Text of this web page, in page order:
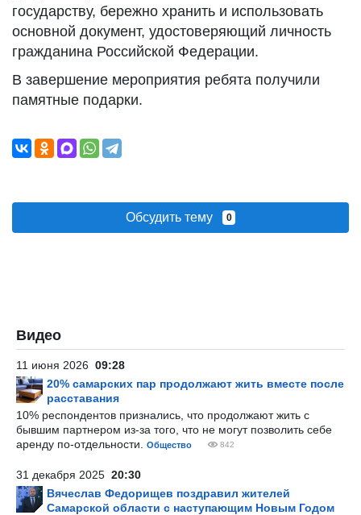
государству, бережно хранить и использовать
основной документ, удостоверяющий личность
гражданина Российской Федерации.
В завершение мероприятия ребята получили
памятные подарки.
Обсудить тему 0
Видео
11 июня 2026 09:28
20% самарских пар продолжают жить вместе после
расставания
10% респондентов признались, что продолжают жить с
бывшим партнером из-за того, что не могут позволить себе
аренду по-отдельности.
Общество 842
31 декабря 2025 20:30
Вячеслав Федорищев поздравил жителей
Самарской области с наступающим Новым Годом